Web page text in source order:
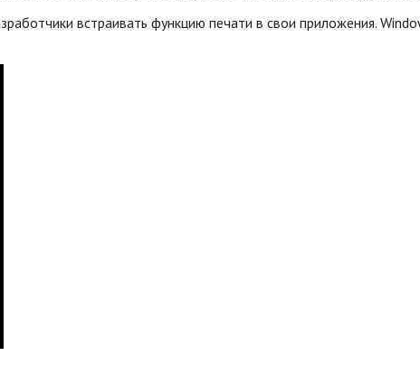
встраивать функцию печати в свои приложения.